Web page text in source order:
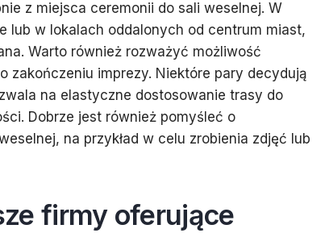
z miejsca ceremonii do sali weselnej. W
lub w lokalach oddalonych od centrum miast,
Warto również rozważyć możliwość
zakończeniu imprezy. Niektóre pary decydują
na elastyczne dostosowanie trasy do
Dobrze jest również pomyśleć o
na przykład w celu zrobienia zdjęć lub
firmy oferujące